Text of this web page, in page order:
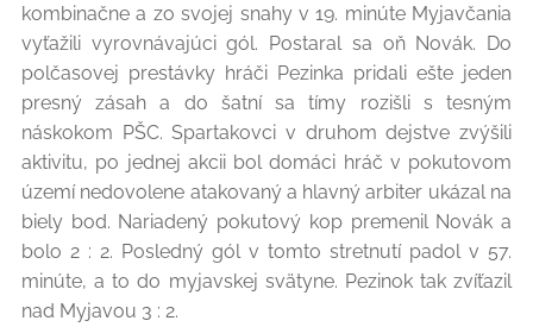
kombinačne a zo svojej snahy v 19. minúte Myjavčania
vyťažili vyrovnávajúci gól. Postaral sa oň Novák. Do
polčasovej prestávky hráči Pezinka pridali ešte jeden
presný zásah a do šatní sa tímy rozišli s tesným
náskokom PŠC. Spartakovci v druhom dejstve zvýšili
aktivitu, po jednej akcii bol domáci hráč v pokutovom
území nedovolene atakovaný a hlavný arbiter ukázal na
biely bod. Nariadený pokutový kop premenil Novák a
bolo 2 : 2. Posledný gól v tomto stretnutí padol v 57.
minúte, a to do myjavskej svätyne. Pezinok tak zvíťazil
nad Myjavou 3 : 2.